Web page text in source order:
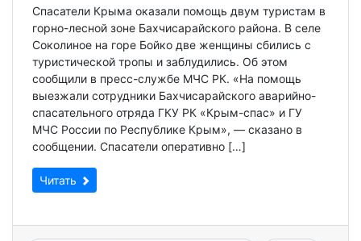
Спасатели Крыма оказали помощь двум туристам в
горно-лесной зоне Бахчисарайского района. В селе
Соколиное на горе Бойко две женщины сбились с
туристической тропы и заблудились. Об этом
сообщили в пресс-службе МЧС РК. «На помощь
выезжали сотрудники Бахчисарайского аварийно-
спасательного отряда ГКУ РК «Крым-спас» и ГУ
МЧС России по Республике Крым», — сказано в
сообщении. Спасатели оперативно […]
Читать